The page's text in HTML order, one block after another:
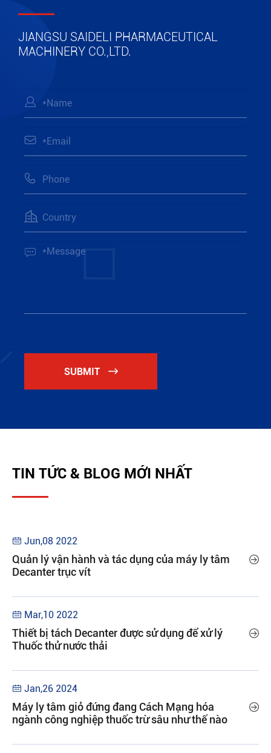
JIANGSU SAIDELI PHARMACEUTICAL
MACHINERY CO.,LTD.





SUBMIT 
TIN TỨC & BLOG MỚI NHẤT
 Jun,08 2022
Quản lý vận hành và tác dụng của máy ly tâm
Decanter trục vít

 Mar,10 2022
Thiết bị tách Decanter được sử dụng để xử lý
Thuốc thử nước thải

 Jan,26 2024
Máy ly tâm giỏ đứng đang Cách Mạng hóa
ngành công nghiệp thuốc trừ sâu như thế nào
